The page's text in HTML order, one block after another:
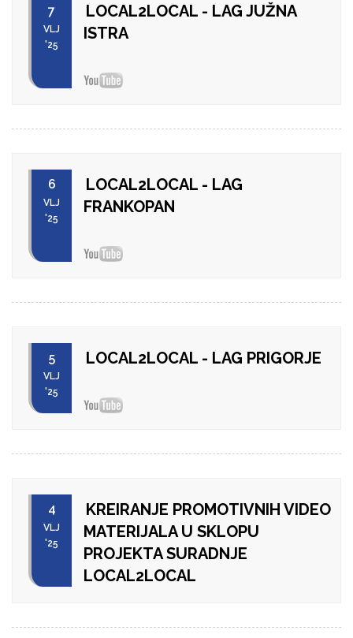
7
VLJ
'25
LOCAL2LOCAL - LAG JUŽNA
ISTRA
6
VLJ
'25
LOCAL2LOCAL - LAG
FRANKOPAN
5
VLJ
'25
LOCAL2LOCAL - LAG PRIGORJE
4
VLJ
'25
KREIRANJE PROMOTIVNIH VIDEO
MATERIJALA U SKLOPU
PROJEKTA SURADNJE
LOCAL2LOCAL